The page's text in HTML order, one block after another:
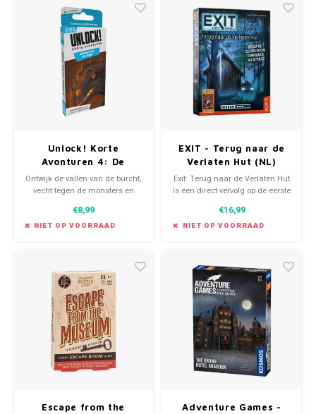
Favorieten van Siebe Call
Unlock! Korte
Avonturen 4: De
Burcht van Doo-Arann
(NL)
Ontwijk de vallen van de burcht,
vecht tegen de monsters en
€8,99
NIET OP VOORRAAD
EXIT - Terug naar de
Verlaten Hut (NL)
Exit: Terug naar de Verlaten Hut
is een direct vervolg op de eerste
locatie van de verlaten hut om
tal van puzzels op te lossen.
€16,99
NIET OP VOORRAAD
Escape from the
Adventure Games -